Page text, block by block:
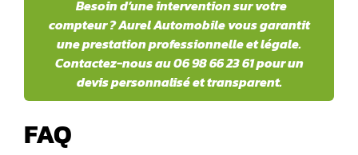
Besoin d’une intervention sur votre
compteur ? Aurel Automobile vous garantit
une prestation professionnelle et légale.
Contactez-nous au 06 98 66 23 61 pour un
devis personnalisé et transparent.
FAQ